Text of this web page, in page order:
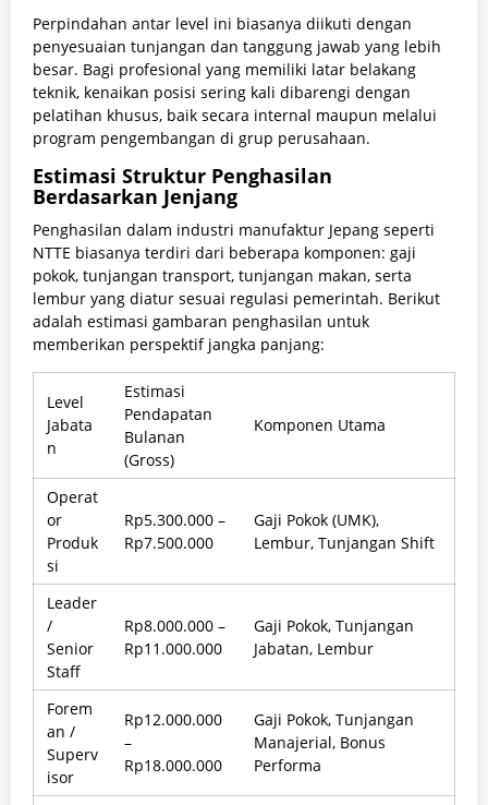
Perpindahan antar level ini biasanya diikuti dengan
penyesuaian tunjangan dan tanggung jawab yang lebih
besar. Bagi profesional yang memiliki latar belakang
teknik, kenaikan posisi sering kali dibarengi dengan
pelatihan khusus, baik secara internal maupun melalui
program pengembangan di grup perusahaan.
Estimasi Struktur Penghasilan
Berdasarkan Jenjang
Penghasilan dalam industri manufaktur Jepang seperti
NTTE biasanya terdiri dari beberapa komponen: gaji
pokok, tunjangan transport, tunjangan makan, serta
lembur yang diatur sesuai regulasi pemerintah. Berikut
adalah estimasi gambaran penghasilan untuk
memberikan perspektif jangka panjang:
Level
Jabata
n
Estimasi
Pendapatan
Bulanan
(Gross)
Komponen Utama
Operat
or
Produk
si
Rp5.300.000 –
Rp7.500.000
Gaji Pokok (UMK),
Lembur, Tunjangan Shift
Leader
/
Senior
Staff
Rp8.000.000 –
Rp11.000.000
Gaji Pokok, Tunjangan
Jabatan, Lembur
Forem
an /
Superv
isor
Rp12.000.000
–
Rp18.000.000
Gaji Pokok, Tunjangan
Manajerial, Bonus
Performa